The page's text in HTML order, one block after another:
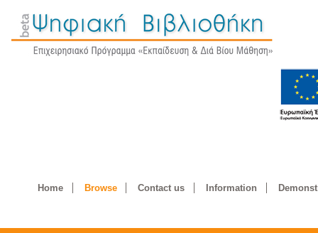
Home Browse Contact us Information